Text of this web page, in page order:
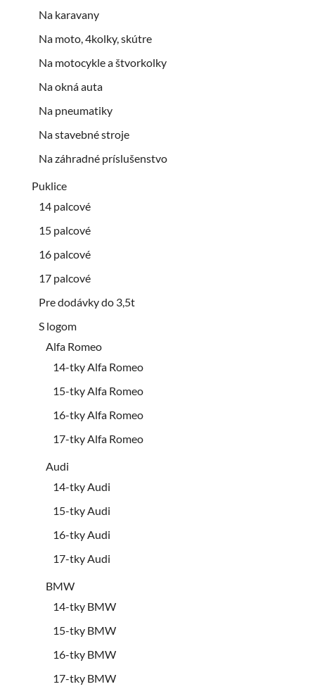
Na karavany
Na moto, 4kolky, skútre
Na motocykle a štvorkolky
Na okná auta
Na pneumatiky
Na stavebné stroje
Na záhradné príslušenstvo
Puklice
14 palcové
15 palcové
16 palcové
17 palcové
Pre dodávky do 3,5t
S logom
Alfa Romeo
14-tky Alfa Romeo
15-tky Alfa Romeo
16-tky Alfa Romeo
17-tky Alfa Romeo
Audi
14-tky Audi
15-tky Audi
16-tky Audi
17-tky Audi
BMW
14-tky BMW
15-tky BMW
16-tky BMW
17-tky BMW